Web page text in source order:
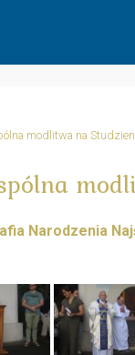
modlitwa na
Narodzenia